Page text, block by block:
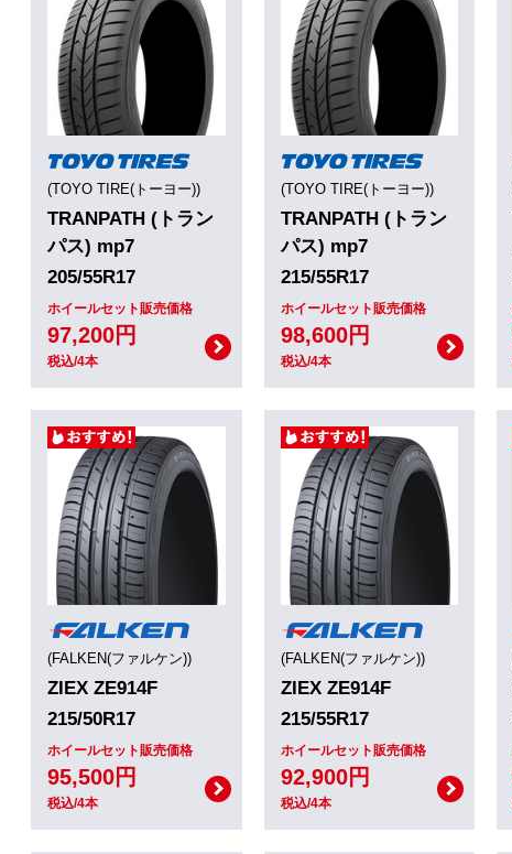
(TOYO TIRE(トーヨー))
TRANPATH (トラン
パス) mp7
205/55R17
ホイールセット販売価格
97,200円
税込/4本
(TOYO TIRE(トーヨー))
TRANPATH (トラン
パス) mp7
215/55R17
ホイールセット販売価格
98,600円
税込/4本
(FALKEN(ファルケン))
ZIEX ZE914F
215/50R17
ホイールセット販売価格
95,500円
税込/4本
(FALKEN(ファルケン))
ZIEX ZE914F
215/55R17
ホイールセット販売価格
92,900円
税込/4本